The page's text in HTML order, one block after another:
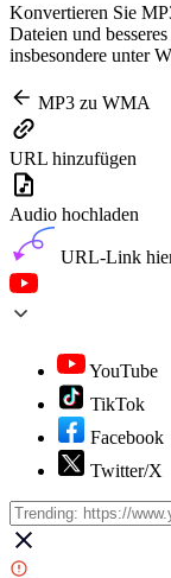
Konvertieren Sie
Dateien und
insbesondere unter
MP3 zu WMA
URL hinzufügen
Audio hochladen
URL-Link
YouTube
TikTok
Facebook
Twitter/X